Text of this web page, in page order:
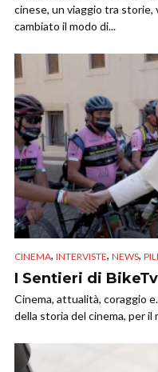
cinese, un viaggio tra storie,
cambiato il modo di...
CINEMA, INTERVISTE, NEWS,
I Sentieri di BikeTv
Cinema, attualità, coraggio
della storia del cinema, per il